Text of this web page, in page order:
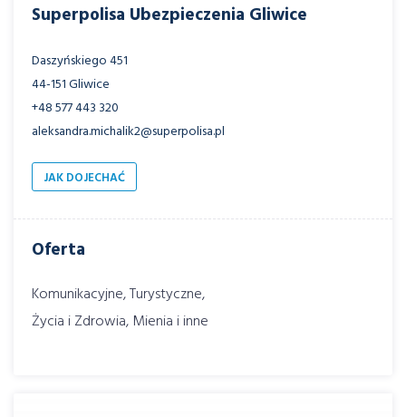
Superpolisa Ubezpieczenia Gliwice
Daszyńskiego 451
44-151 Gliwice
+48 577 443 320
aleksandra.michalik2@superpolisa.pl
JAK DOJECHAĆ
Oferta
Komunikacyjne, Turystyczne,
Życia i Zdrowia, Mienia i inne